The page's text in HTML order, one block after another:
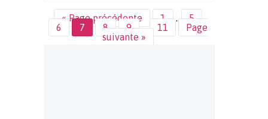
« Page précédente 1 …
5
6
7 8 9 … 11
Page
suivante »